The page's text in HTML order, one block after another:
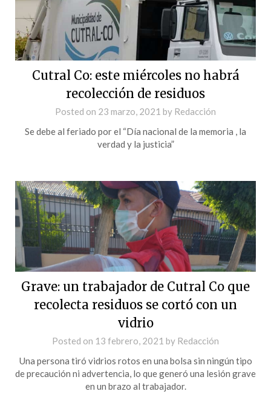
Cutral Co: este miércoles no habrá
recolección de residuos
Posted on 23 marzo, 2021 by Redacción
Se debe al feriado por el “Día nacional de la memoria , la
verdad y la justicia”
Grave: un trabajador de Cutral Co que
recolecta residuos se cortó con un
vidrio
Posted on 13 febrero, 2021 by Redacción
Una persona tiró vidrios rotos en una bolsa sin ningún tipo
de precaución ni advertencia, lo que generó una lesión grave
en un brazo al trabajador.